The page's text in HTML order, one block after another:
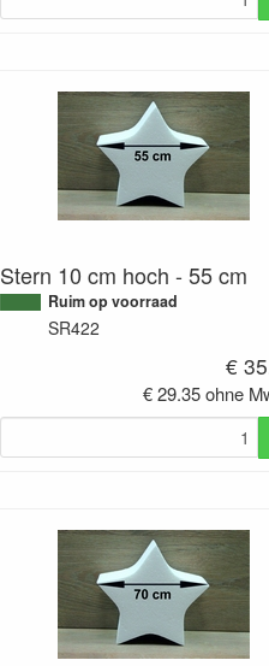
Stern 10 cm hoch - 55 cm
Ruim op voorraad
SR422
€
€ 29.35 ohne